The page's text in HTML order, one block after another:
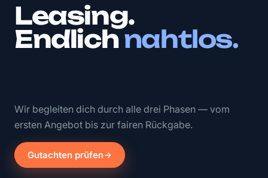
Leasing.
Endlichnahtlos.
Wir begleiten dich durch alle drei Phasen — vom
ersten Angebot bis zur fairen Rückgabe.
Gutachten prüfen